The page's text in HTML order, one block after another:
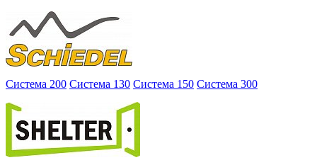
Система 200 Система 130 Система 150 Система 300